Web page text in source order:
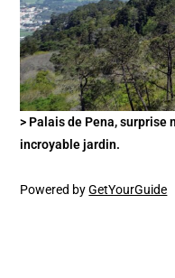
> Palais de Pena,
incroyable jardin.
Powered byGetYourGuide